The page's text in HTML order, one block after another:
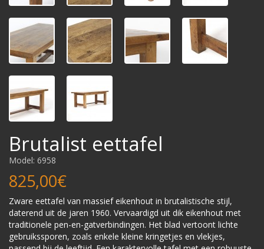
Brutalist eettafel
Model: 6958
825,00€
Zware eettafel van massief eikenhout in brutalistische stijl,
daterend uit de jaren 1960. Vervaardigd uit dik eikenhout met
traditionele pen-en-gatverbindingen. Het blad vertoont lichte
gebruikssporen, zoals enkele kleine kringetjes en vlekjes,